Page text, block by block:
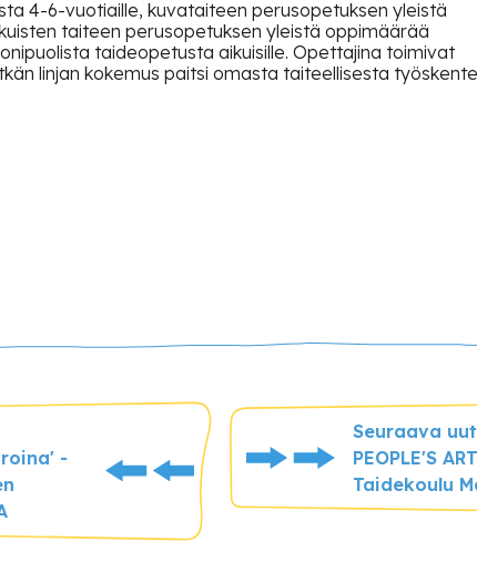
4-6-vuotiaille, kuvataiteen perusopetuksen yleistä
taiteen perusopetuksen yleistä oppimäärää
taideopetusta aikuisille. Opettajina toimivat
linjan kokemus paitsi omasta taiteellisesta
-
Seuraava
PEOPLE'S
Taidekoulu